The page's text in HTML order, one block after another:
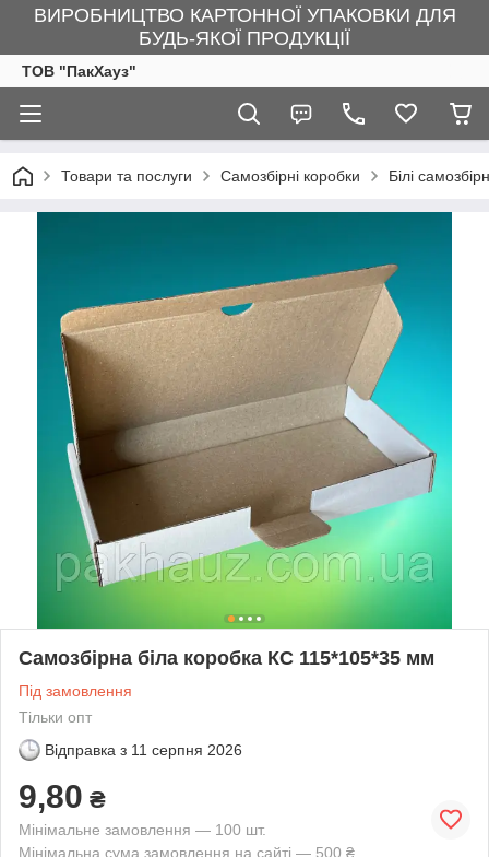
ВИРОБНИЦТВО КАРТОННОЇ УПАКОВКИ ДЛЯ
БУДЬ-ЯКОЇ ПРОДУКЦІЇ
ТОВ "ПакХауз"
Товари та послуги Самозбірні коробки Білі
Самозбірна біла коробка КС 115*105*35 мм
Під замовлення
Тільки опт
Відправка з 11 серпня 2026
9,80 ₴
Мінімальне замовлення — 100 шт.
Мінімальна сума замовлення на сайті — 500 ₴